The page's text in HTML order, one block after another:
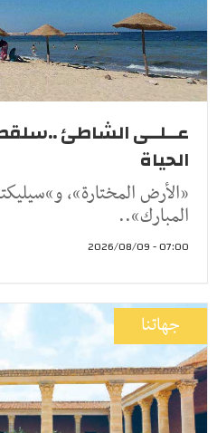
عــلــى الشاطئ
الحياة
«الأرض المختارة»،
المبارك»..
07:00 - 2026/08/09
جهاتنا